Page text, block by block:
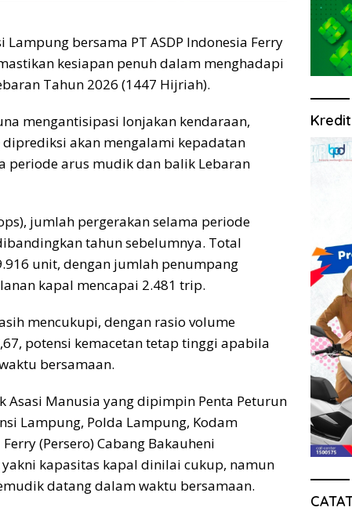
bersama PT ASDP Indonesia Ferry
kesiapan penuh dalam menghadapi
Tahun 2026 (1447 Hijriah).
mengantisipasi lonjakan kendaraan,
akan mengalami kepadatan
periode arus mudik dan balik Lebaran
jumlah pergerakan selama periode
tahun sebelumnya. Total
unit, dengan jumlah penumpang
kapal mencapai 2.481 trip.
mencukupi, dengan rasio volume
potensi kemacetan tetap tinggi apabila
bersamaan.
Asasi Manusia yang dipimpin Penta Peturun
Lampung, Polda Lampung, Kodam
(Persero) Cabang Bakauheni
kapasitas kapal dinilai cukup, namun
datang dalam waktu bersamaan.